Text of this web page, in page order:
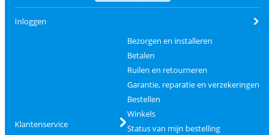
Inloggen
Klantenservice
Bezorgen en installeren
Betalen
Ruilen en retourneren
Garantie, reparatie en verzekeringen
Bestellen
Winkels
Status van mijn bestelling